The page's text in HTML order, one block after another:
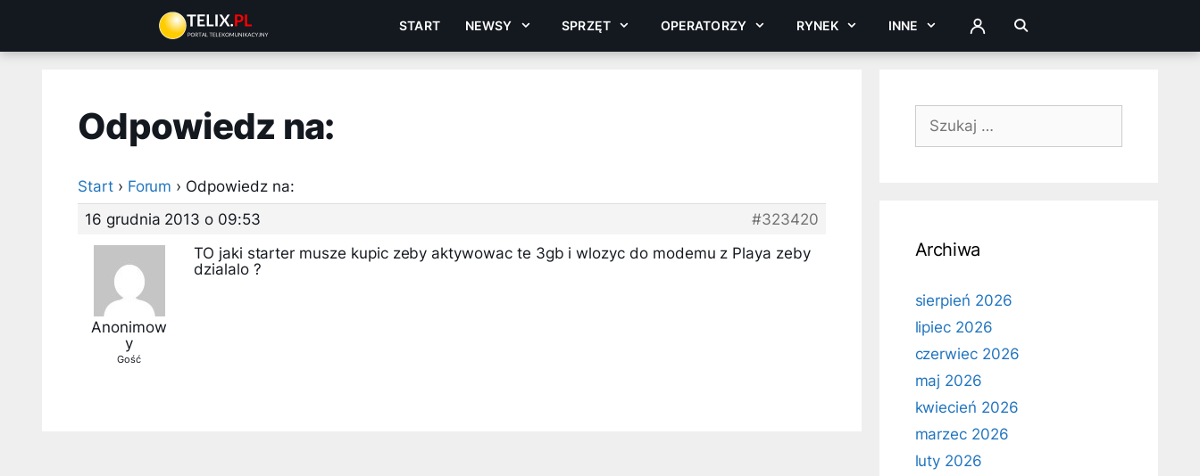
treści
START NEWSY SPRZĘT OPERATORZY RYNEK INNE ZALOGUJ
Odpowiedz na:
Start › Forum › Odpowiedz na:
16 grudnia 2013 o 09:53
#323420
Anonimow
y
Gość
TO jaki starter musze kupic zeby aktywowac te 3gb i wlozyc do modemu z Playa zeby
dzialalo ?
Szukaj:
Archiwa
sierpień 2026
lipiec 2026
czerwiec 2026
maj 2026
kwiecień 2026
marzec 2026
luty 2026